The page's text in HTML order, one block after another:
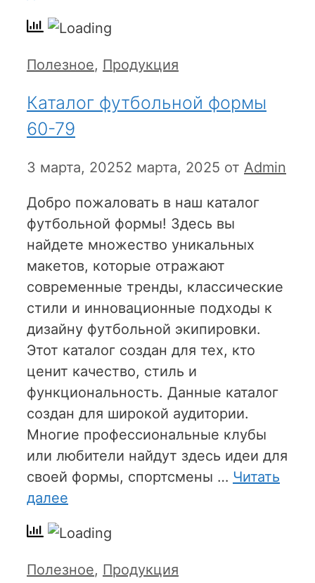
Рубрики
Полезное, Продукция
Каталог футбольной формы
60-79
3 марта, 20252 марта, 2025 от Admin
Добро пожаловать в наш каталог
футбольной формы! Здесь вы
найдете множество уникальных
макетов, которые отражают
современные тренды, классические
стили и инновационные подходы к
дизайну футбольной экипировки.
Этот каталог создан для тех, кто
ценит качество, стиль и
функциональность. Данные каталог
создан для широкой аудитории.
Многие профессиональные клубы
или любители найдут здесь идеи для
своей формы, спортсмены … Читать
далее
Рубрики
Полезное, Продукция